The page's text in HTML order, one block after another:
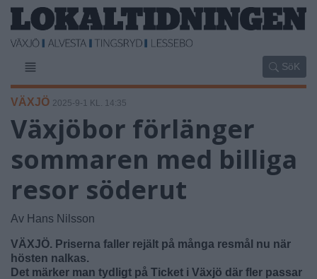
SöK
VÄXJÖ 2025-9-1 KL. 14:35
Växjöbor förlänger
sommaren med billiga
resor söderut
Av Hans Nilsson
VÄXJÖ. Priserna faller rejält på många resmål nu när
hösten nalkas.
Det märker man tydligt på Ticket i Växjö där fler passar